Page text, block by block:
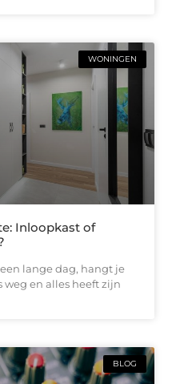
WONINGEN
Inloopkast of
lange dag, hangt je
weg en alles heeft zijn
BLOG